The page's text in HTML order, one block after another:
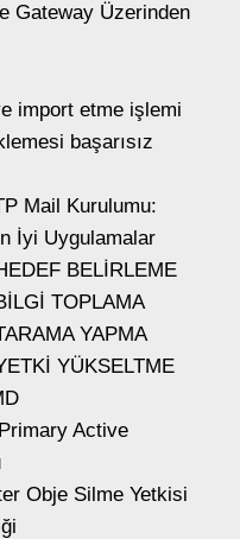
Gateway Üzerinden
import etme işlemi
başarısız
Mail Kurulumu:
İyi Uygulamalar
BELİRLEME
TOPLAMA
YAPMA
YÜKSELTME
Active
Obje Silme Yetkisi